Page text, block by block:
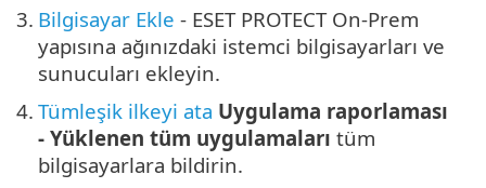
3. Bilgisayar Ekle - ESET PROTECT On-Prem
yapısına ağınızdaki istemci bilgisayarları ve
sunucuları ekleyin.
4. Tümleşik ilkeyi ata Uygulama raporlaması
- Yüklenen tüm uygulamaları tüm
bilgisayarlara bildirin.